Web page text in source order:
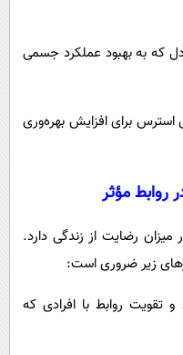
که به بهبود عملکرد جسمی
برای افزایش بهره‌وری
روابط مؤثر
رضایت از زندگی دارد.
زیر ضروری است:
و تقویت روابط با افرادی که